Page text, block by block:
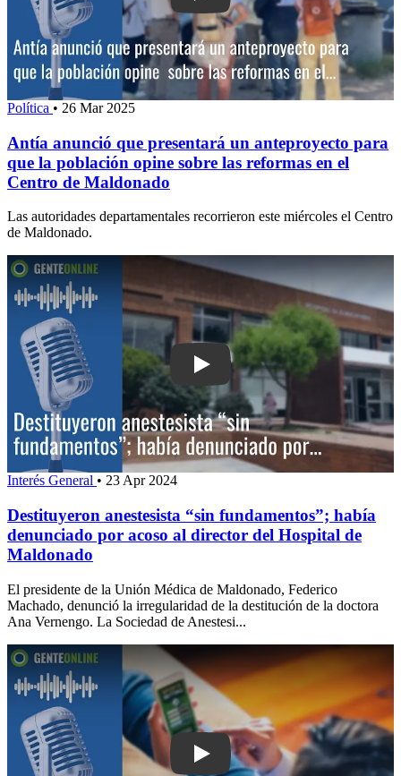
Política • 26 Mar 2025
Antía anunció que presentará un anteproyecto para
que la población opine sobre las reformas en el
Centro de Maldonado
Las autoridades departamentales recorrieron este miércoles el Centro
de Maldonado.
Play: Destituyeron anestesista “sin
Interés General • 23 Apr 2024
Destituyeron anestesista “sin fundamentos”; había
denunciado por acoso al director del Hospital de
Maldonado
El presidente de la Unión Médica de Maldonado, Federico
Machado, denunció la irregularidad de la destitución de la doctora
Ana Vernengo. La Sociedad de Anestesi...
Play: Advierten en Maldonado sobre